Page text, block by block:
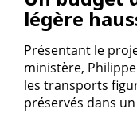
légère
Présentant le
ministère,
les transports
préservés dans